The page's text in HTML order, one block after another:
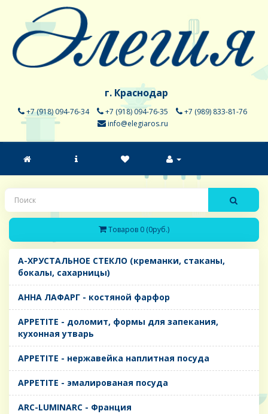
г. Краснодар
+7 (918) 094-76-34 +7 (918) 094-76-35
+7 (989) 833-81-76
info@elegiaros.ru
Товаров 0 (0руб.)
A-ХРУСТАЛЬНОЕ СТЕКЛО (креманки, стаканы,
бокалы, сахарницы)
AHHA ЛАФАРГ - костяной фарфор
APPETITE - доломит, формы для запекания,
кухонная утварь
APPETITE - нержавейка наплитная посуда
APPETITE - эмалированая посуда
ARC-LUMINARC - Франция